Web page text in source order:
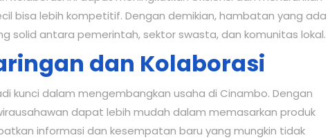
bisa lebih kompetitif. Dengan demikian, hambatan yang ada
solid antara pemerintah, sektor swasta, dan komunitas lokal.
dan Kolaborasi
kunci dalam mengembangkan usaha di Cinambo. Dengan
dapat lebih mudah dalam memasarkan produk
informasi dan kesempatan baru yang mungkin tidak